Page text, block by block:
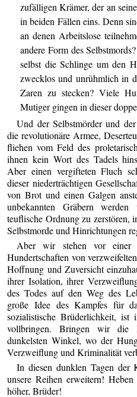
zufälligen Krämer, der an
in beiden Fällen eins. Denn
an denen Arbeitslose
andere Form des
selbst die Schlinge um den
zwecklos und unrühmlich in
Zaren zu stecken? Viele
Mutiger gingen in dieser
Und der Selbstmörder und
die revolutionäre Armee,
fliehen vom Feld des
ihnen kein Wort des Tadels
Aber einen vergifteten Fluch
dieser niederträchtigen
von Brot und einen Galgen
unbekannten Gräbern
teuflische Ordnung zu zerstören,
Selbstmorde und Hinrichtungen
Aber wir stehen vor einer
Hundertschaften von
Hoffnung und Zuversicht
ihrer Isolation, ihrer
des Todes auf den Weg des
große Idee des Kampfes für
sozialistische Brüderlichkeit,
vollbringen. Bringen wir die
dunkelsten Winkel, wo der
Verzweiflung und Kriminalität
In diesen dunklen Tagen
unsere Reihen erweitern!
höher, Brüder!